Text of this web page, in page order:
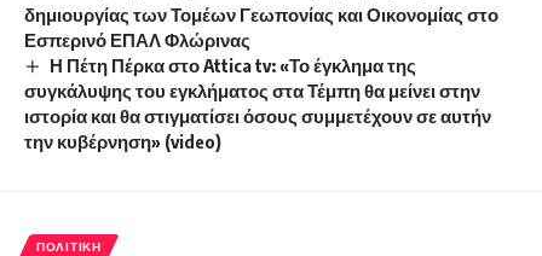
δημιουργίας των Τομέων Γεωπονίας και Οικονομίας στο
Εσπερινό ΕΠΑΛ Φλώρινας
Η Πέτη Πέρκα στο Attica tv: «Το έγκλημα της
συγκάλυψης του εγκλήματος στα Τέμπη θα μείνει στην
ιστορία και θα στιγματίσει όσους συμμετέχουν σε αυτήν
την κυβέρνηση» (video)
ΠΟΛΙΤΙΚΉ